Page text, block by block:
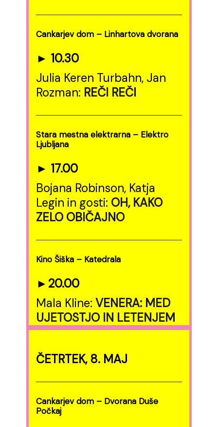
Cankarjev dom – Linhartova dvorana
► 10.30
Julia Keren Turbahn, Jan
Rozman: REČI REČI
Stara mestna elektrarna – Elektro
Ljubljana
► 17.00
Bojana Robinson, Katja
Legin in gosti: OH, KAKO
ZELO OBIČAJNO
Kino Šiška – Katedrala
►20.00
Mala Kline: VENERA: MED
UJETOSTJO IN LETENJEM
ČETRTEK, 8. MAJ
Cankarjev dom – Dvorana Duše
Počkaj